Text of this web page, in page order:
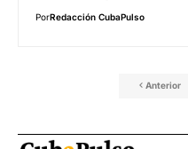
PorRedacción CubaPulso
Anterior